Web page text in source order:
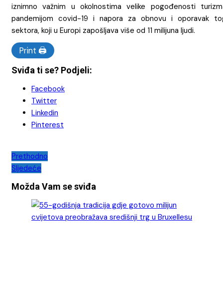
iznimno važnim u okolnostima velike pogođenosti
pandemijom covid-19 i napora za obnovu i oporavak
sektora, koji u Europi zapošljava više od 11 milijuna ljudi.
Print 🖨
Sviđa ti se? Podjeli:
Facebook
Twitter
Linkedin
Pinterest
Navigacija
objava
Prethodno
Sljedeće
Možda Vam se sviđa